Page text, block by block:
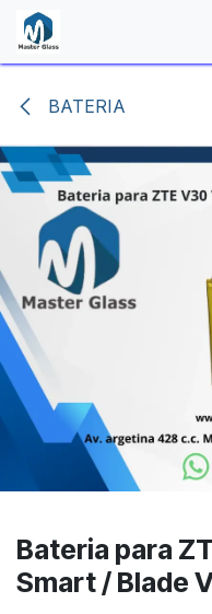
Ir al contenido
BATERIA
Bateria para
Smart / Blade